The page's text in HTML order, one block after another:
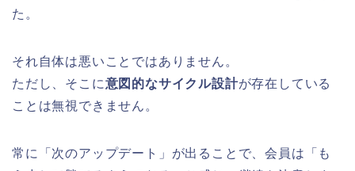
た。
それ自体は悪いことではありません。
ただし、そこに意図的なサイクル設計が存在している
ことは無視できません。
常に「次のアップデート」が出ることで、会員は「も